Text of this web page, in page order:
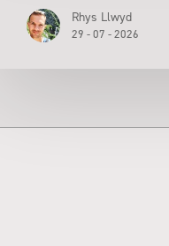
Rhys Llwyd
29 - 07 - 2026